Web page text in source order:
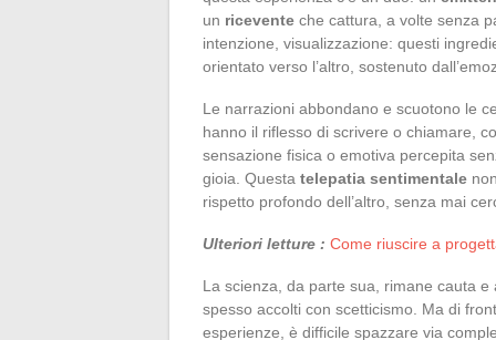
un ricevente che cattura, a volte senza
intenzione, visualizzazione: questi
orientato verso l’altro, sostenuto
Le narrazioni abbondano e scuotono le
hanno il riflesso di scrivere o chiamare,
sensazione fisica o emotiva percepita
gioia. Questa telepatia sentimentale
rispetto profondo dell’altro, senza mai
Ulteriori letture : Come riuscire a
La scienza, da parte sua, rimane cauta
spesso accolti con scetticismo. Ma di
esperienze, è difficile spazzare via